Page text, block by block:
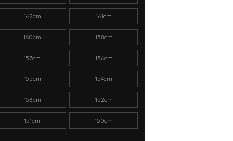
162cm 161cm
160cm 158cm
157cm 156cm
155cm 154cm
153cm 152cm
151cm 150cm